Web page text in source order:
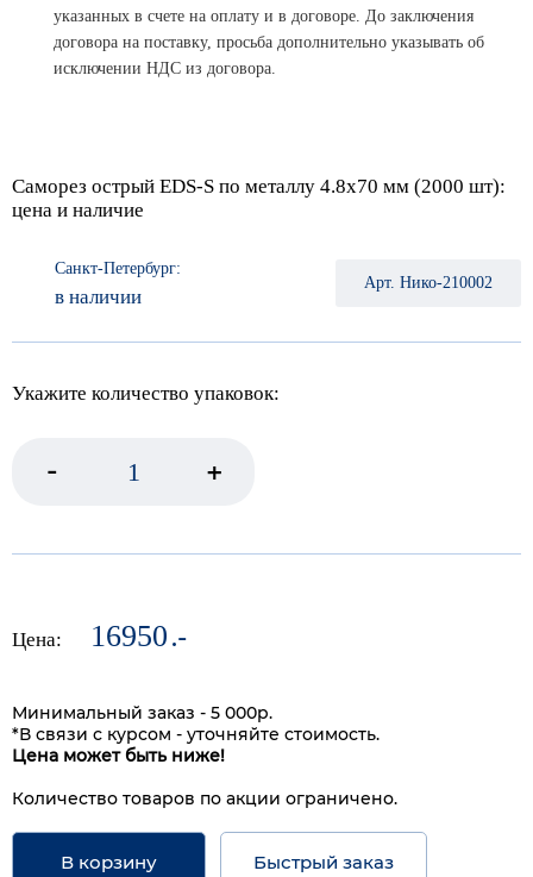
указанных в счете на оплату и в договоре. До заключения
договора на поставку, просьба дополнительно указывать об
исключении НДС из договора.
Саморез острый EDS-S по металлу 4.8х70 мм (2000 шт):
цена и наличие
Санкт-Петербург:
в наличии
Арт. Нико-210002
Укажите количество упаковок:
- +
Цена: 16950.-
Минимальный заказ - 5 000р.
*В связи с курсом - уточняйте стоимость.
Цена может быть ниже!
Количество товаров по акции ограничено.
В корзину Быстрый заказ